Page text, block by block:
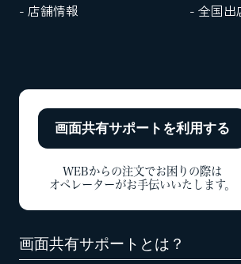
- 店舗情報
- 全国出
画面共有サポートを利用する
WEBからの注文でお困りの際は
オペレーターがお手伝いいたします。
画面共有サポートとは？